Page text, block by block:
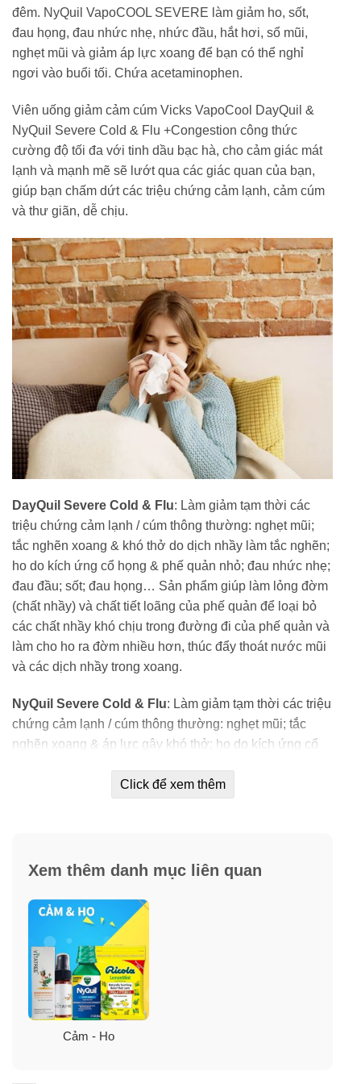
đêm. NyQuil VapoCOOL SEVERE làm giảm ho, sốt,
đau họng, đau nhức nhẹ, nhức đầu, hắt hơi, sổ mũi,
nghẹt mũi và giảm áp lực xoang để bạn có thể nghỉ
ngơi vào buổi tối. Chứa acetaminophen.
Viên uống giảm cảm cúm Vicks VapoCool DayQuil &
NyQuil Severe Cold & Flu +Congestion công thức
cường độ tối đa với tinh dầu bạc hà, cho cảm giác mát
lạnh và mạnh mẽ sẽ lướt qua các giác quan của bạn,
giúp bạn chấm dứt các triệu chứng cảm lạnh, cảm cúm
và thư giãn, dễ chịu.
DayQuil Severe Cold & Flu: Làm giảm tạm thời các
triệu chứng cảm lạnh / cúm thông thường: nghẹt mũi;
tắc nghẽn xoang & khó thở do dịch nhầy làm tắc nghẽn;
ho do kích ứng cổ họng & phế quản nhỏ; đau nhức nhẹ;
đau đầu; sốt; đau họng… Sản phẩm giúp làm lỏng đờm
(chất nhầy) và chất tiết loãng của phế quản để loại bỏ
các chất nhầy khó chịu trong đường đi của phế quản và
làm cho ho ra đờm nhiều hơn, thúc đẩy thoát nước mũi
và các dịch nhầy trong xoang.
NyQuil Severe Cold & Flu: Làm giảm tạm thời các triệu
chứng cảm lạnh / cúm thông thường: nghẹt mũi; tắc
nghẽn xoang & áp lực gây khó thở; ho do kích ứng cổ
đau đầu; sốt; viêm họng; sổ mũi & hắt hơi… Sản phẩm
Click để xem thêm
Xem thêm danh mục liên quan
Cảm - Ho